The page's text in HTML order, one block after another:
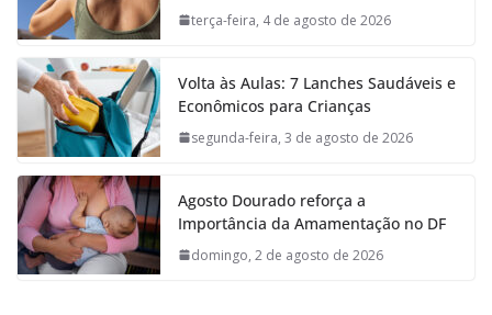
terça-feira, 4 de agosto de 2026
Volta às Aulas: 7 Lanches Saudáveis e
Econômicos para Crianças
segunda-feira, 3 de agosto de 2026
Agosto Dourado reforça a
Importância da Amamentação no DF
domingo, 2 de agosto de 2026